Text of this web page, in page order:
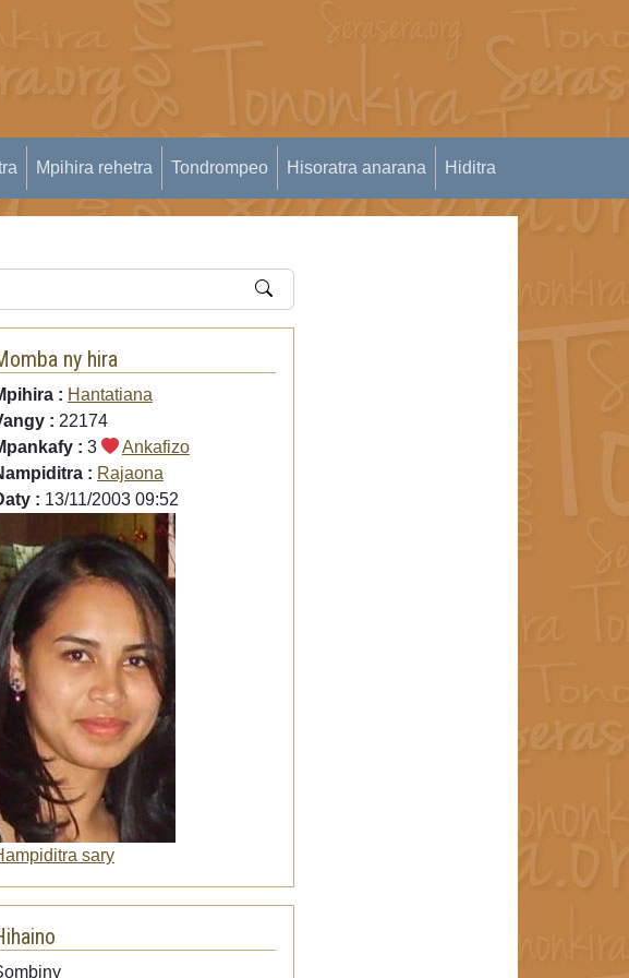
Mpihira rehetra Tondrompeo Hisoratra anarana Hiditra
ny hira
: Hantatiana
: 22174
: 3
Ankafizo
: Rajaona
: 13/11/2003 09:52
sary
Audio